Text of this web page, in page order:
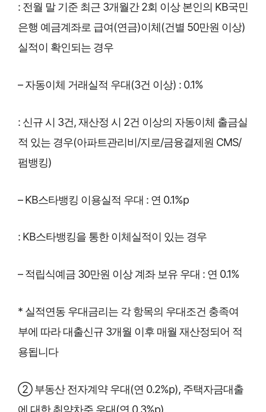
: 전월 말 기준 최근 3개월간 2회 이상 본인의 KB국민
은행 예금계좌로 급여(연금)이체(건별 50만원 이상)
실적이 확인되는 경우
– 자동이체 거래실적 우대(3건 이상) : 0.1%
: 신규 시 3건, 재산정 시 2건 이상의 자동이체 출금실
적 있는 경우(아파트관리비/지로/금융결제원 CMS/
펌뱅킹)
– KB스타뱅킹 이용실적 우대 : 연 0.1%p
: KB스타뱅킹을 통한 이체실적이 있는 경우
– 적립식예금 30만원 이상 계좌 보유 우대 : 연 0.1%
* 실적연동 우대금리는 각 항목의 우대조건 충족여
부에 따라 대출신규 3개월 이후 매월 재산정되어 적
용됩니다
② 부동산 전자계약 우대(연 0.2%p), 주택자금대출
에 대한 취약차주 우대(연 0.3%p)